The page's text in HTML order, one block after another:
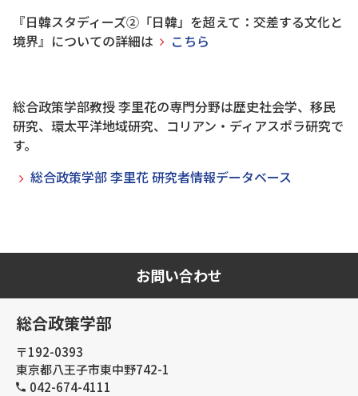
『日韓スタディーズ②「日韓」を超えて：交差する文化と
境界』についての詳細は
こちら
総合政策学部教授 李里花の専門分野は歴史社会学、移民
研究、環太平洋地域研究、コリアン・ディアスポラ研究で
す。
総合政策学部 李里花 研究者情報データベース
お問い合わせ
総合政策学部
〒192-0393
東京都八王子市東中野742-1
042-674-4111